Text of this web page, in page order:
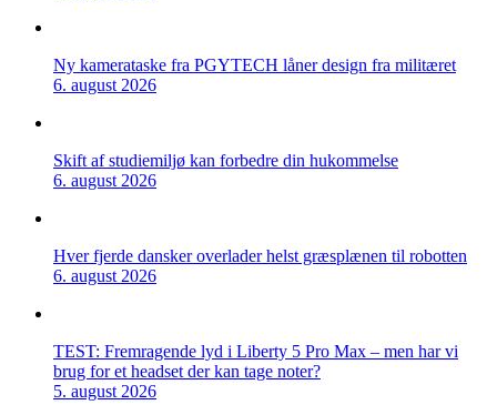
Ny kamerataske fra PGYTECH låner design fra militæret
6. august 2026
Skift af studiemiljø kan forbedre din hukommelse
6. august 2026
Hver fjerde dansker overlader helst græsplænen til robotten
6. august 2026
TEST: Fremragende lyd i Liberty 5 Pro Max – men har vi
brug for et headset der kan tage noter?
5. august 2026